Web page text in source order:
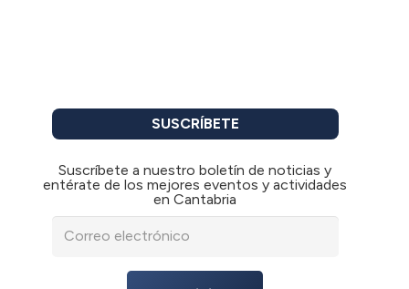
SUSCRÍBETE
Suscríbete a nuestro boletín de noticias y
entérate de los mejores eventos y actividades
en Cantabria